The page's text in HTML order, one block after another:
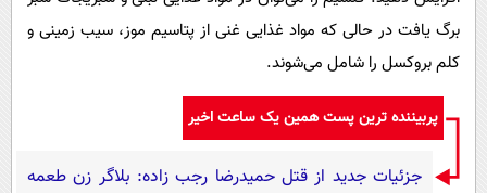
برگ یافت در حالی که مواد غذایی غنی از پتاسیم موز، سیب زمینی و
کلم بروکسل را شامل می‌شوند.
پربیننده ترین پست همین یک ساعت اخیر
جزئیات جدید از قتل حمیدرضا رجب زاده: بلاگر زن طعمه